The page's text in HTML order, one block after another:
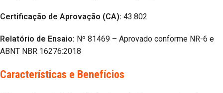
Certificação de Aprovação (CA): 43.802
Relatório de Ensaio: Nº 81469 – Aprovado conforme NR-6 e
ABNT NBR 16276:2018
Características e Benefícios